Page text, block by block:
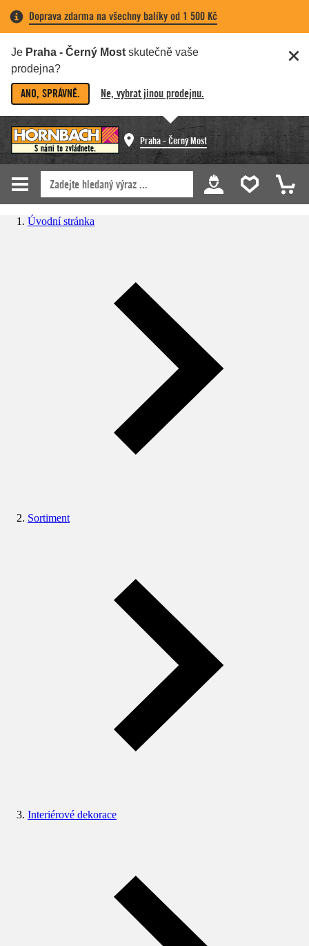
Doprava zdarma na všechny balíky od 1 500 Kč
Je Praha - Černý Most skutečně vaše
prodejna?
ANO, SPRÁVNĚ. Ne, vybrat jinou prodejnu.
Praha - Černý Most
Úvodní stránka
Sortiment
Interiérové dekorace